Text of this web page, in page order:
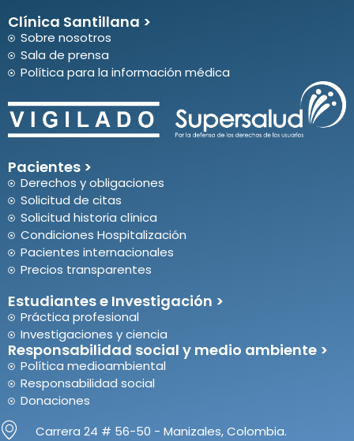
Clínica Santillana >
Sobre nosotros
Sala de prensa
Política para la información médica
Pacientes >
Derechos y obligaciones
Solicitud de citas
Solicitud historia clínica
Condiciones Hospitalización
Pacientes internacionales
Precios transparentes
Estudiantes e Investigación >
Práctica profesional
Investigaciones y ciencia
Responsabilidad social y medio ambiente >
Política medioambiental
Responsabilidad social
Donaciones
Carrera 24 # 56-50 - Manizales, Colombia.